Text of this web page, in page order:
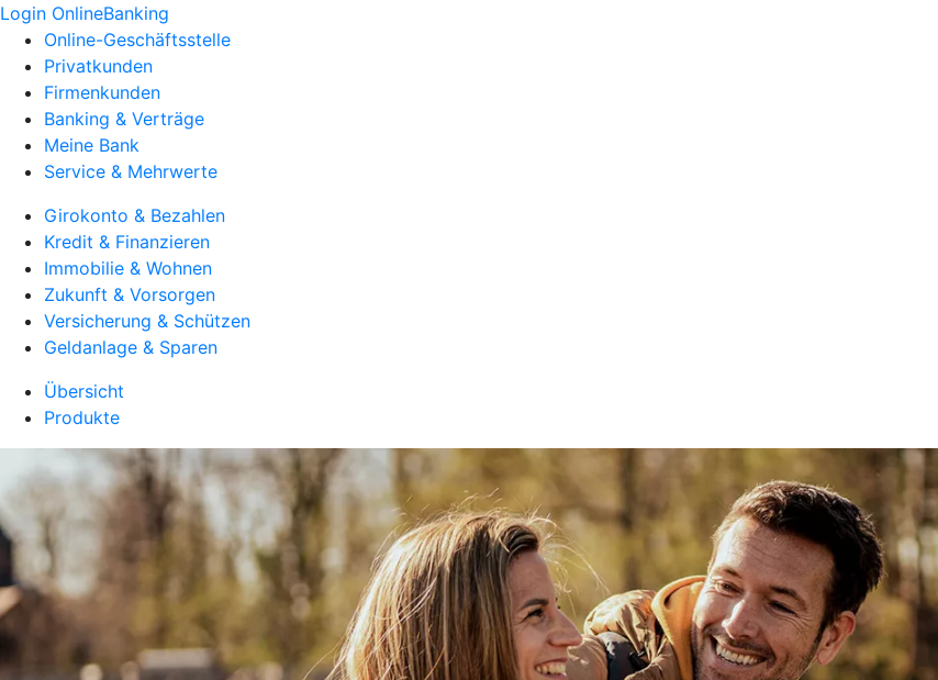
Login OnlineBanking
Online-Geschäftsstelle
Privatkunden
Firmenkunden
Banking & Verträge
Meine Bank
Service & Mehrwerte
Girokonto & Bezahlen
Kredit & Finanzieren
Immobilie & Wohnen
Zukunft & Vorsorgen
Versicherung & Schützen
Geldanlage & Sparen
Übersicht
Produkte